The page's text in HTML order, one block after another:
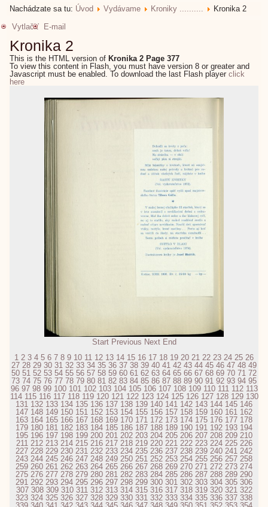
Nachádzate sa tu: Úvod Vydávame Kroniky ..........
Kronika 2
Vytlačiť
E-mail
Kronika 2
This is the HTML version of Kronika 2 Page 377
To view this content in Flash, you must have version 8 or greater and
Javascript must be enabled. To download the last Flash playerclick
here
Start Previous Next End
1 2 3 4 5 6 7 8 9 10 11 12 13 14 15 16 17 18 19 20 21 22 23 24 25 26
27 28 29 30 31 32 33 34 35 36 37 38 39 40 41 42 43 44 45 46 47 48 49
50 51 52 53 54 55 56 57 58 59 60 61 62 63 64 65 66 67 68 69 70 71 72
73 74 75 76 77 78 79 80 81 82 83 84 85 86 87 88 89 90 91 92 93 94 95
96 97 98 99 100 101 102 103 104 105 106 107 108 109 110 111 112 113
114 115 116 117 118 119 120 121 122 123 124 125 126 127 128 129 130
131 132 133 134 135 136 137 138 139 140 141 142 143 144 145 146
147 148 149 150 151 152 153 154 155 156 157 158 159 160 161 162
163 164 165 166 167 168 169 170 171 172 173 174 175 176 177 178
179 180 181 182 183 184 185 186 187 188 189 190 191 192 193 194
195 196 197 198 199 200 201 202 203 204 205 206 207 208 209 210
211 212 213 214 215 216 217 218 219 220 221 222 223 224 225 226
227 228 229 230 231 232 233 234 235 236 237 238 239 240 241 242
243 244 245 246 247 248 249 250 251 252 253 254 255 256 257 258
259 260 261 262 263 264 265 266 267 268 269 270 271 272 273 274
275 276 277 278 279 280 281 282 283 284 285 286 287 288 289 290
291 292 293 294 295 296 297 298 299 300 301 302 303 304 305 306
307 308 309 310 311 312 313 314 315 316 317 318 319 320 321 322
323 324 325 326 327 328 329 330 331 332 333 334 335 336 337 338